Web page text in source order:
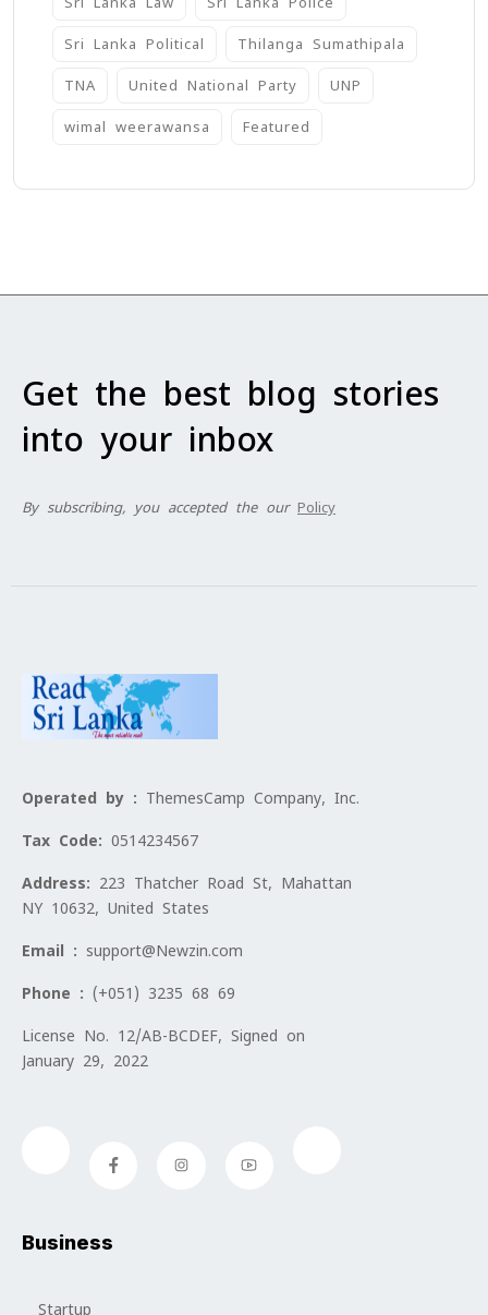
Sri Lanka Political Thilanga Sumathipala
TNA United National Party UNP
wimal weerawansa ‍Featured
Get the best blog stories
into your inbox
By subscribing, you accepted the our Policy
Operated by : ThemesCamp Company, Inc.
Tax Code: 0514234567
Address: 223 Thatcher Road St, Mahattan
NY 10632, United States
Email : support@Newzin.com
Phone : (+051) 3235 68 69
License No. 12/AB-BCDEF, Signed on
January 29, 2022
Business
Startup